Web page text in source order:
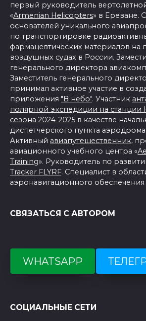
первый руководитель
«Armenian Helicopters» в Ереване.
основателей уникального
по транспортировке
фармацевтических материалов на
воздушных судах в России.
генерального директора
Заместитель генерального
принимал активное участие в
приложения "В небо". Участник
полярной экспедиции на станции
сезона 2024-2025 в качестве
диспетчерского пункта
Активный авиапутешественник,
авиационного учебного центра «
Training». Руководитель по
Tracker FLYRF. Специалист в
аэронавигационного обеспечения
СВЯЗАТЬСЯ С АВТОРОМ
WHATSAPP
СОЦИАЛЬНЫЕ СЕТИ